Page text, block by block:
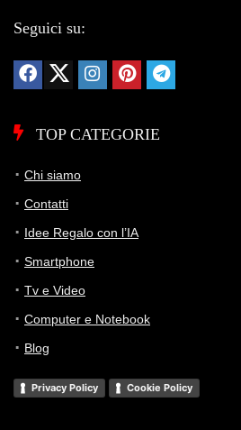
Seguici su:
TOP CATEGORIE
Chi siamo
Contatti
Idee Regalo con l’IA
Smartphone
Tv e Video
Computer e Notebook
Blog
Privacy Policy Cookie Policy